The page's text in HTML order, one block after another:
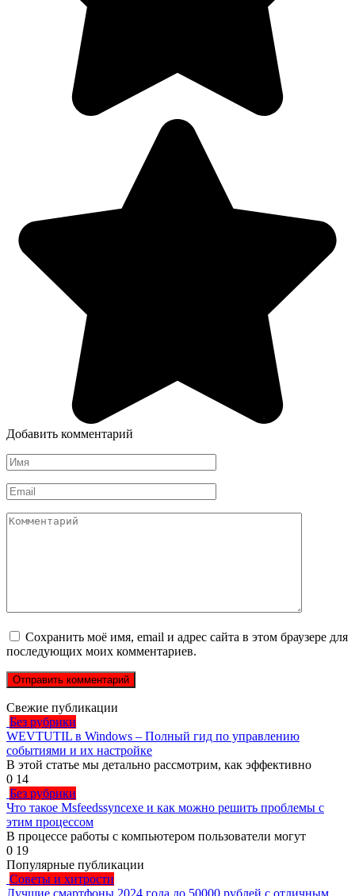
Добавить комментарий
Имя
*
Email
*
Комментарий
Сохранить моё имя, email и адрес сайта в этом браузере для
последующих моих комментариев.
Свежие публикации
Без рубрики
WEVTUTIL в Windows – Полный гид по управлению
событиями и их настройке
В этой статье мы детально рассмотрим, как эффективно
0 14
Без рубрики
Что такое Msfeedssyncexe и как можно решить проблемы с
этим процессом
В процессе работы с компьютером пользователи могут
0 19
Популярные публикации
Советы и хитрости
Лучшие смартфоны 2024 года до 50000 рублей с отличным